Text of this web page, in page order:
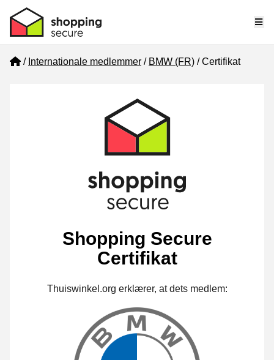
Home
Internationale medlemmer BMW (FR) Certifikat
Shopping Secure
Certifikat
Thuiswinkel.org erklærer, at dets medlem: